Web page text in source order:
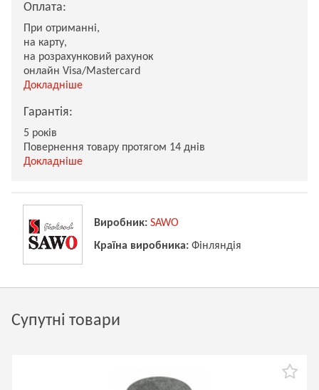
Оплата:
При отриманні,
на карту,
на розрахунковий рахунок
онлайн Visa/Mastercard
Докладніше
Гарантія:
5 років
Повернення товару протягом 14 днів
Докладніше
Виробник: SAWO
Країна виробника: Фінляндія
Супутні товари